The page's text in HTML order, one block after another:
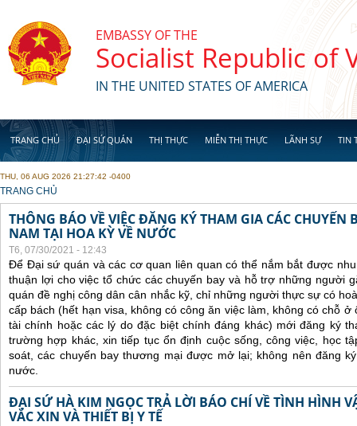
EMBASSY OF THE
Socialist Republic of
IN THE UNITED STATES OF AMERICA
TRANG CHỦ ĐẠI SỨ QUÁN THỊ THỰC MIỄN THỊ THỰC LÃNH SỰ TIN
THU, 06 AUG 2026 21:27:42 -0400
YOU ARE HERE
TRANG CHỦ
THÔNG BÁO VỀ VIỆC ĐĂNG KÝ THAM GIA CÁC CHUYẾN
NAM TẠI HOA KỲ VỀ NƯỚC
T6, 07/30/2021 - 12:43
Để Đại sứ quán và các cơ quan liên quan có thể nắm bắt được
thuận lợi cho việc tổ chức các chuyến bay và hỗ trợ những người
quán đề nghị công dân cân nhắc kỹ, chỉ những người thực sự có
cấp bách (hết hạn visa, không có công ăn việc làm, không có chỗ
tài chính hoặc các lý do đặc biệt chính đáng khác) mới đăng ký
trường hợp khác, xin tiếp tục ổn định cuộc sống, công việc, học
soát, các chuyến bay thương mại được mở lại; không nên đăng
nước.
ĐẠI SỨ HÀ KIM NGỌC TRẢ LỜI BÁO CHÍ VỀ TÌNH HÌNH
VẮC XIN VÀ THIẾT BỊ Y TẾ